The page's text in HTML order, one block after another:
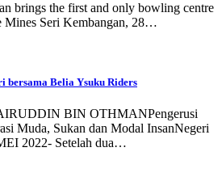
brings the first and only bowling centre
Mines Seri Kembangan, 28…
Belia Ysuku Riders
BIN OTHMANPengerusi
Muda, Sukan dan Modal InsanNegeri
2022- Setelah dua…